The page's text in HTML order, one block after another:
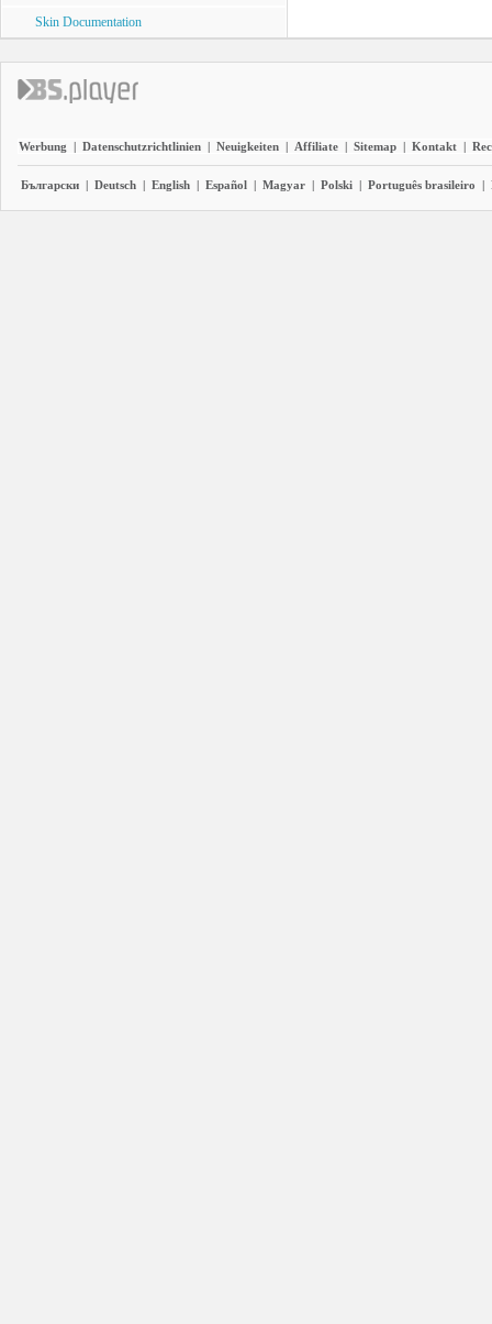
Skin Documentation
Werbung | Datenschutzrichtlinien | Neuigkeiten | Affiliate | Sitemap | Kontakt |
Български | Deutsch | English | Español | Magyar | Polski | Português brasileiro |